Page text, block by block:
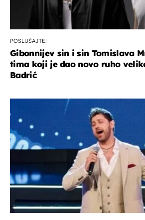
POSLUŠAJTE!
Gibonnijev sin i sin Tomislava
tima koji je dao novo ruho
Badrić